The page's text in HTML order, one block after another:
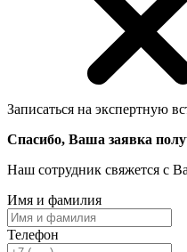
Записаться на экспертную
Спасибо, Ваша заявка
Наш сотрудник свяжется с
Имя и фамилия
Телефон